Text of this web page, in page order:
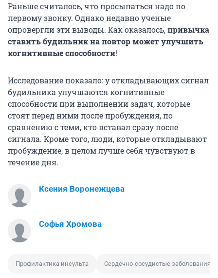
Раньше считалось, что просыпаться надо по
первому звонку. Однако недавно ученые
опровергли эти выводы. Как оказалось,привычка
ставить будильник на повтор может улучшить
когнитивные способности!
Исследование показало: у откладывающих сигнал
будильника улучшаются когнитивные
способности при выполнении задач, которые
стоят перед ними после пробуждения, по
сравнению с теми, кто вставал сразу после
сигнала. Кроме того, люди, которые откладывают
пробуждение, в целом лучше себя чувствуют в
течение дня.
Ксения Воронежцева
Софья Хромова
Профилактика инсульта Сердечно-сосудистые заболевания